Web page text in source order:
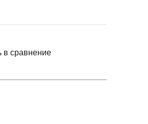
в сравнение